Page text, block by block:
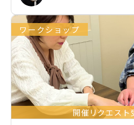
ワークショップ
開催リクエスト